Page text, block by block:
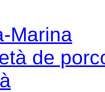
Marina
de